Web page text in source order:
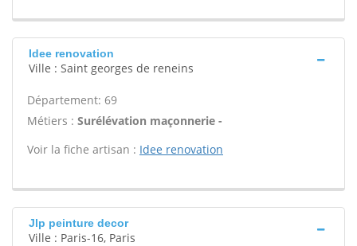
Idee renovation
Ville : Saint georges de reneins
Département: 69
Métiers : Surélévation maçonnerie -
Voir la fiche artisan : Idee renovation
Jlp peinture decor
Ville : Paris-16, Paris